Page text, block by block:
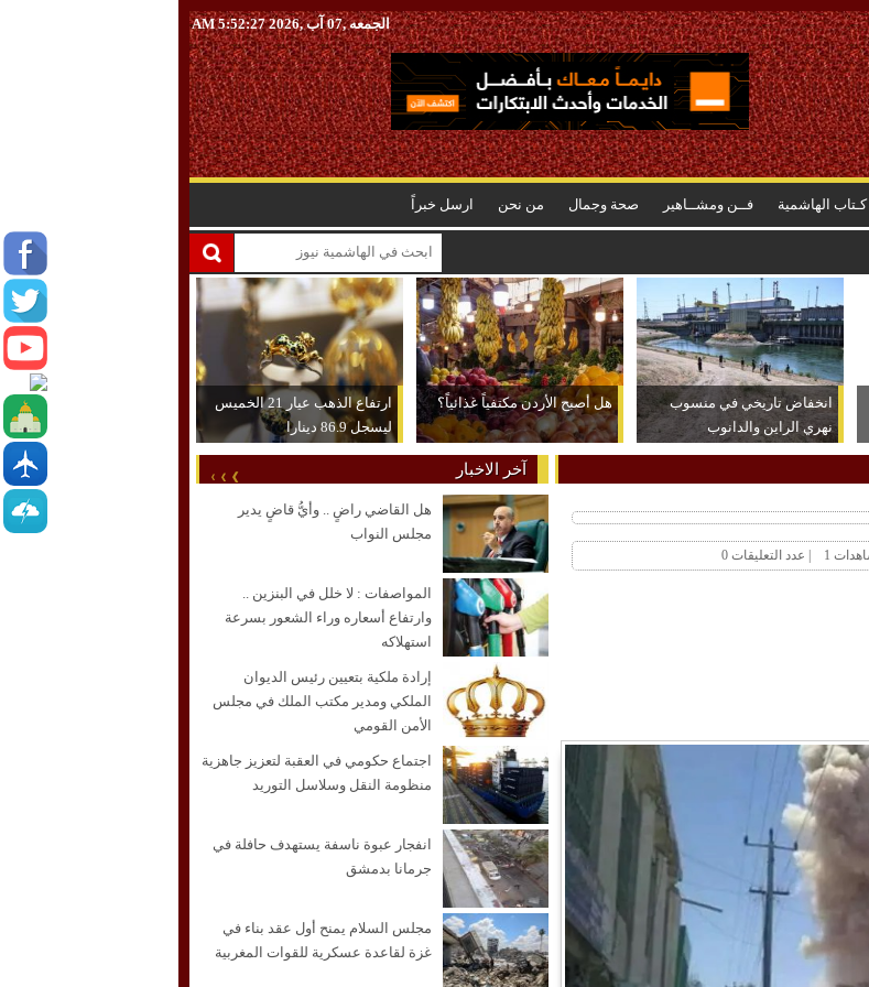
الجمعه ,07 آب ,2026 5:52:28 AM
كـتاب الهاشمية فــن ومشــاهير صحة وجمال من نحن ارسل خبراً
انخفاض تاريخي في منسوب
نهري الراين والدانوب
هل أصبح الأردن مكتفياً غذائياً؟
ارتفاع الذهب عيار 21 الخميس
ليسجل 86.9 دينارا
آخر الاخبار
هل القاضي راضٍ .. وأيُّ قاضٍ يدير
مجلس النواب
المواصفات : لا خلل في البنزين ..
وارتفاع أسعاره وراء الشعور بسرعة
استهلاكه
إرادة ملكية بتعيين رئيس الديوان
الملكي ومدير مكتب الملك في مجلس
الأمن القومي
اجتماع حكومي في العقبة لتعزيز جاهزية
منظومة النقل وسلاسل التوريد
انفجار عبوة ناسفة يستهدف حافلة في
جرمانا بدمشق
مجلس السلام يمنح أول عقد بناء في
غزة لقاعدة عسكرية للقوات المغربية